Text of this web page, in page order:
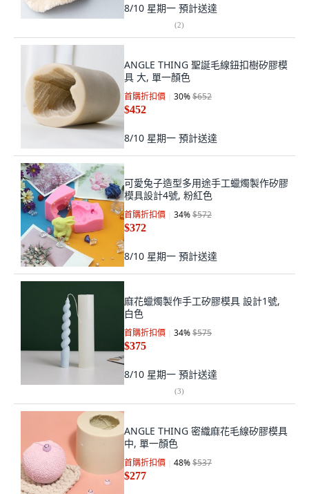
8/10 星期一 預計送達
(2)
ANGLE THING 聖誕毛線鈕扣樹矽膠模
具 大, 單一顏色
首購折扣價 30%$652
$452
8/10 星期一 預計送達
可愛兔子造型多用途手工蠟燭製作矽膠
模具設計4號, 粉紅色
首購折扣價 34%$572
$372
8/10 星期一 預計送達
麻花蠟燭製作手工矽膠模具 設計1號,
白色
首購折扣價 34%$575
$375
8/10 星期一 預計送達
(3)
ANGLE THING 密織麻花毛線矽膠模具
中, 單一顏色
首購折扣價 48%$537
$277